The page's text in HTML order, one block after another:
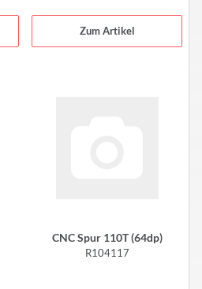
Zum Artikel
CNC Spur 110T (64dp)
R104117